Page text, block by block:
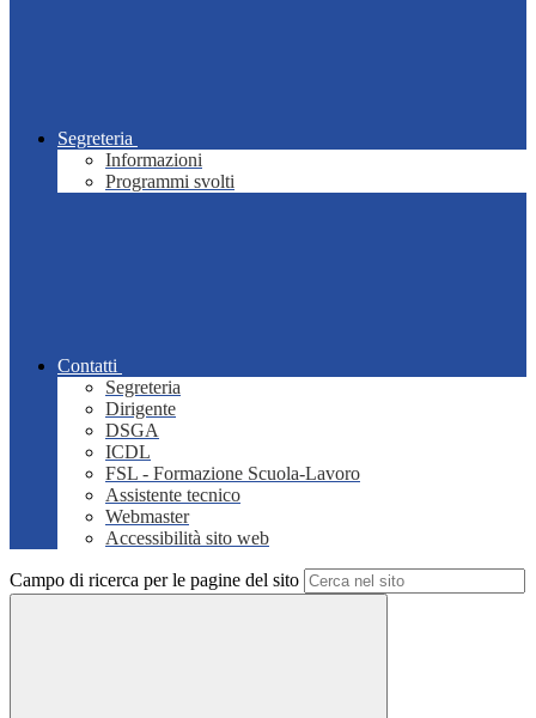
Segreteria
Informazioni
Programmi svolti
Contatti
Segreteria
Dirigente
DSGA
ICDL
FSL - Formazione Scuola-Lavoro
Assistente tecnico
Webmaster
Accessibilità sito web
Campo di ricerca per le pagine del sito